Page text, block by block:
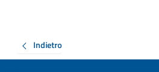
Indietro